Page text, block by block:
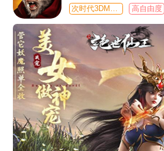
高自由度